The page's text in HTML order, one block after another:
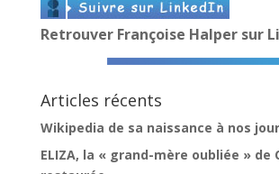
Retrouver Françoise Halper sur
Articles récents
Wikipedia de sa naissance à nos
ELIZA, la « grand-mère oubliée » de